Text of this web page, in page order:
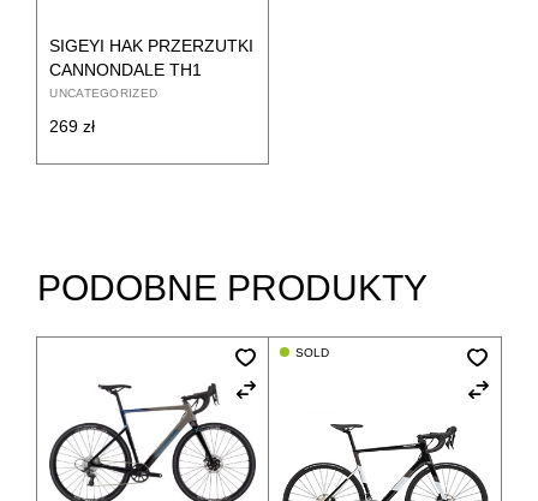
SIGEYI HAK PRZERZUTKI
CANNONDALE TH1
UNCATEGORIZED
269zł
PODOBNE PRODUKTY
SOLD